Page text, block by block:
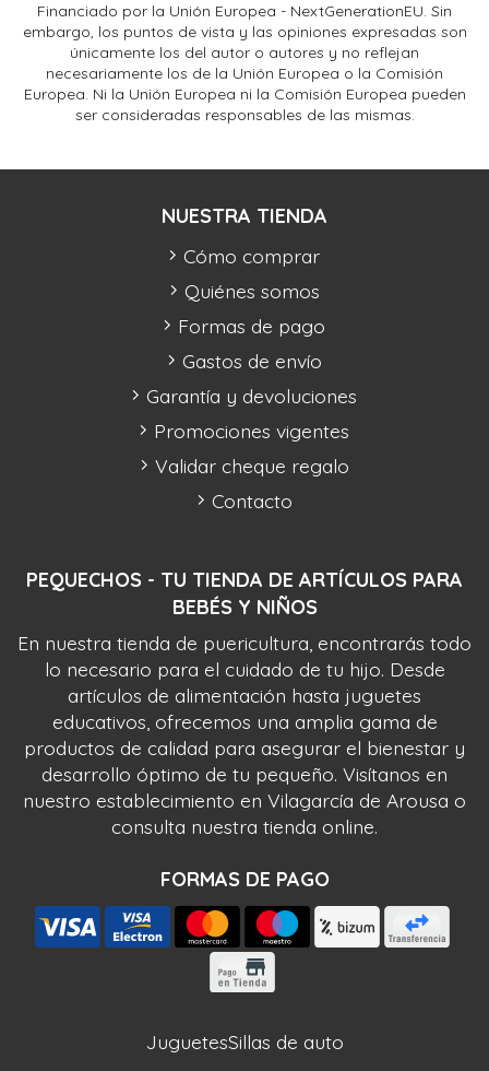
Financiado por la Unión Europea - NextGenerationEU. Sin
embargo, los puntos de vista y las opiniones expresadas son
únicamente los del autor o autores y no reflejan
necesariamente los de la Unión Europea o la Comisión
Europea. Ni la Unión Europea ni la Comisión Europea pueden
ser consideradas responsables de las mismas.
PEQUECHOS - TU TIENDA DE ARTÍCULOS PARA
BEBÉS Y NIÑOS
En nuestra tienda de puericultura, encontrarás todo
lo necesario para el cuidado de tu hijo. Desde
artículos de alimentación hasta juguetes
educativos, ofrecemos una amplia gama de
productos de calidad para asegurar el bienestar y
desarrollo óptimo de tu pequeño. Visítanos en
nuestro establecimiento en Vilagarcía de Arousa o
consulta nuestra tienda online.
FORMAS DE PAGO
NUESTRA TIENDA
Cómo comprar
Quiénes somos
Formas de pago
Gastos de envío
Garantía y devoluciones
Promociones vigentes
Validar cheque regalo
Contacto
JuguetesSillas de auto